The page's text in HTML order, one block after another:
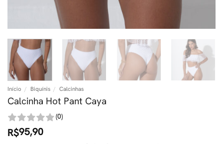
Início / Biquínis / Calcinhas
Calcinha Hot Pant Caya
(0)
R$95,90